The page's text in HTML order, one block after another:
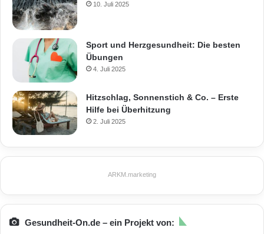
10. Juli 2025
Sport und Herzgesundheit: Die besten
Übungen
4. Juli 2025
Hitzschlag, Sonnenstich & Co. – Erste
Hilfe bei Überhitzung
2. Juli 2025
ARKM.marketing
Gesundheit-On.de – ein Projekt von: